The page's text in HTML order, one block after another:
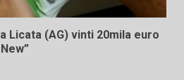
Licata (AG) vinti 20mila euro